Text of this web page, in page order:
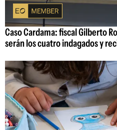
Caso Cardama: fiscal Gilberto
serán los cuatro indagados y